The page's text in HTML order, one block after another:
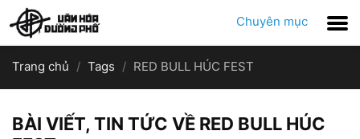
Chuyên mục
Trang chủ Tags RED BULL HÚC FEST
BÀI VIẾT, TIN TỨC VỀ RED BULL HÚC